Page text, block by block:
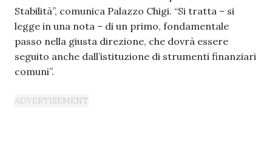
Stabilità”, comunica Palazzo Chigi. “Si tratta – si
legge in una nota – di un primo, fondamentale
passo nella giusta direzione, che dovrà essere
seguito anche dall’istituzione di strumenti finanziari
comuni”.